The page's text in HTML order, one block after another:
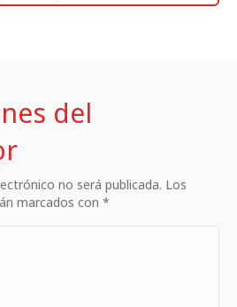
del
no será publicada. Los
marcados con *